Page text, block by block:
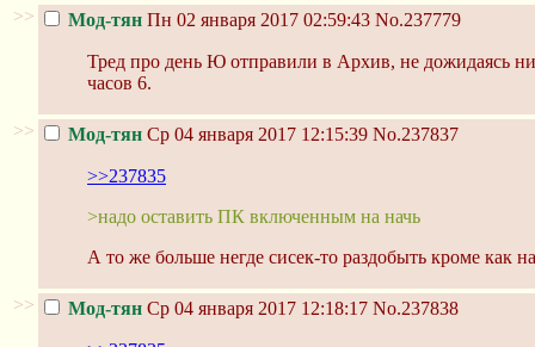
>> Мод-тян Пн 02 января 2017 02:59:43 No.237779
Тред про день Ю отправили в Архив, не дожидаясь
часов 6.
>> Мод-тян Ср 04 января 2017 12:15:39 No.237837
>>237835
>надо оставить ПК включенным на начь
А то же больше негде сисек-то раздобыть кроме как
>> Мод-тян Ср 04 января 2017 12:18:17 No.237838